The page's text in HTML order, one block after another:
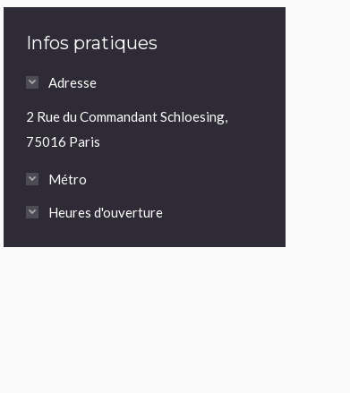
Infos pratiques
Adresse
2 Rue du Commandant Schloesing,
75016 Paris
Métro
Heures d'ouverture